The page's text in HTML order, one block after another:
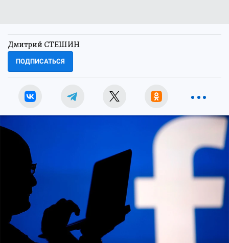
Дмитрий СТЕШИН
ПОДПИСАТЬСЯ